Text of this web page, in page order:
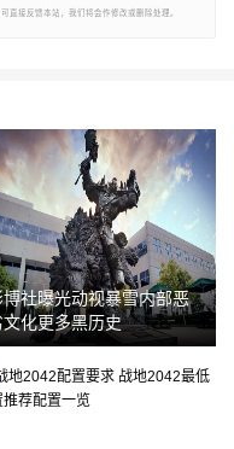
直接反馈本站，我们将会作修改或删除处理。
博社曝光动视暴雪内部恶
文化更多黑历史